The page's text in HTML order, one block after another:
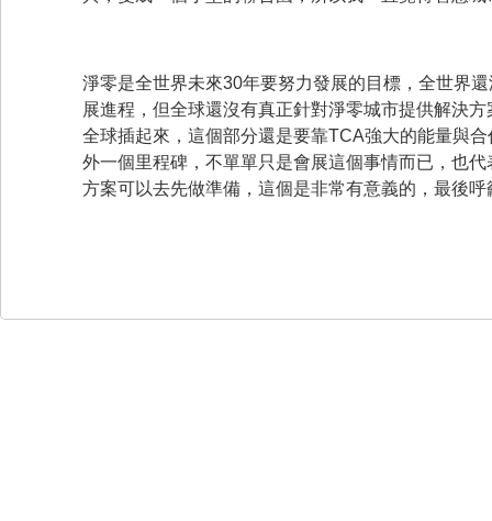
淨零是全世界未來30年要努力發展的目標，全世界
展進程，但全球還沒有真正針對淨零城市提供解決
全球插起來，這個部分還是要靠TCA強大的能量與
外一個里程碑，不單單只是會展這個事情而已，也
方案可以去先做準備，這個是非常有意義的，最後